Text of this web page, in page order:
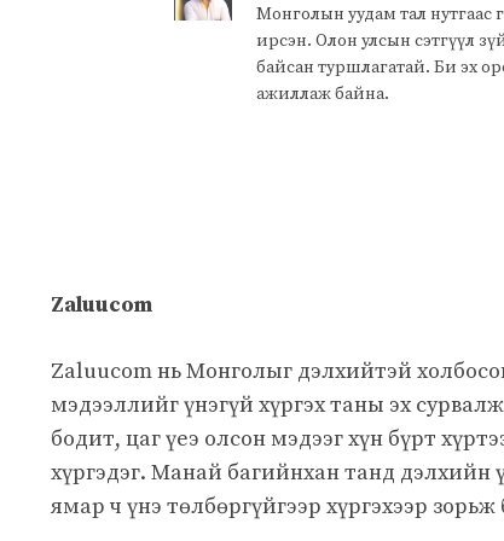
Монголын уудам тал нутгаас
ирсэн. Олон улсын сэтгүүл
байсан туршлагатай. Би эх
ажиллаж байна.
Zaluucom
Zaluucom нь Монголыг дэлхийтэй
мэдээллийг үнэгүй хүргэх таны эх
бодит, цаг үеэ олсон мэдээг хүн бүрт
хүргэдэг. Манай багийнхан танд дэлхийн
ямар ч үнэ төлбөргүйгээр хүргэхээр зорьж